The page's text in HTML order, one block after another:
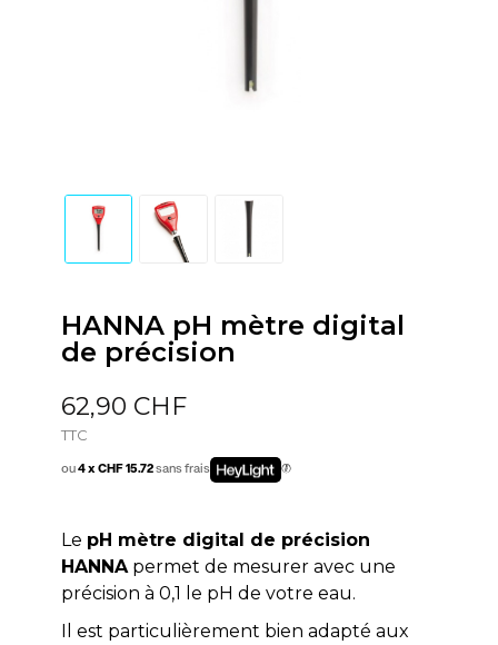
HANNA pH mètre digital
de précision
62,90 CHF
TTC
ou4 x CHF 15.72sans frais
Le pH mètre digital de précision
HANNApermet de mesurer avec une
précision à 0,1 le pH de votre eau.
Il est particulièrement bien adapté aux